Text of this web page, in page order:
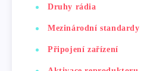
Druhy rádia
Mezinárodní standardy
Připojení zařízení